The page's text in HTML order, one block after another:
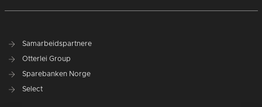
Samarbeidspartnere
Otterlei Group
Sparebanken Norge
Select